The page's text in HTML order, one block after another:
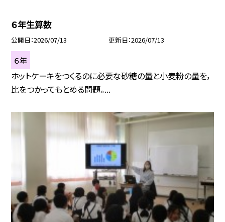
６年生算数
公開日 2026/07/13 更新日 2026/07/13
６年
ホットケーキをつくるのに必要な砂糖の量と小麦粉の量を，
比をつかってもとめる問題。...